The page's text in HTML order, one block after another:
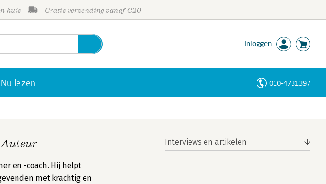
huis Gratis verzending vanaf €20
Inloggen
Nu lezen 010-4731397
Auteur
en -coach. Hij helpt
met krachtig en
Interviews en artikelen
Personen